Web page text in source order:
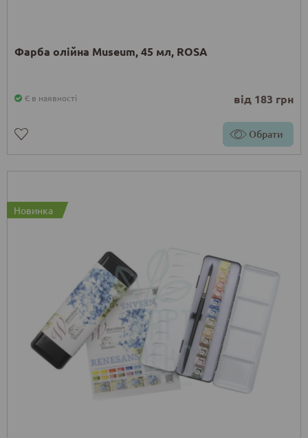
Фарба олійна Museum, 45 мл, ROSA
Є в наявності від 183 грн
Обрати
Новинка